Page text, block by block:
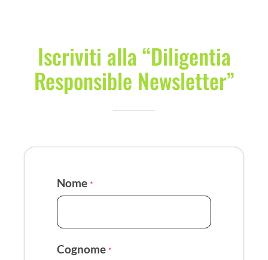
Iscriviti alla “Diligentia
Responsible Newsletter”
Nome *
Cognome *